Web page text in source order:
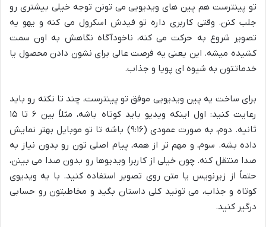
تو پینترست هم پین های ویدیویی می تونن توجه خیلی بیشتری رو
جلب کنن. وقتی کاربری داره تو فیدش اسکرول می کنه و یهو یه
تصویر شروع به حرکت می کنه، ناخودآگاه نگاهش به اون سمت
کشیده میشه. این یعنی یه فرصت عالی برای نشون دادن محصول یا
خدماتتون به شیوه ای پویا و جذاب.
برای ساخت یه پین ویدیویی موفق تو پینترست، چند تا نکته رو باید
رعایت کنید: اول اینکه ویدیو باید کوتاه باشه، مثلاً بین ۶ تا ۱۵
ثانیه. دوم، به صورت عمودی (۹:۱۶) باشه تا تو موبایل بهتر نمایش
داده بشه. سوم، و مهم تر از همه، پیام اصلی تون رو بدون نیاز به
صدا منتقل کنه. چون خیلی از کاربرا ویدیوها رو بدون صدا می بینن،
حتماً از زیرنویس یا متن روی تصویر استفاده کنید. با یه ویدیوی
کوتاه و جذاب، می تونید کلی داستان بگید و مخاطبتون رو حسابی
درگیر کنید.